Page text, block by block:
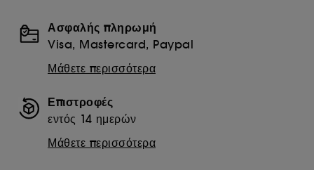
Ασφαλής πληρωμή
Visa, Mastercard, Paypal
Μάθετε περισσότερα
Επιστροφές
εντός 14 ημερών
Μάθετε περισσότερα